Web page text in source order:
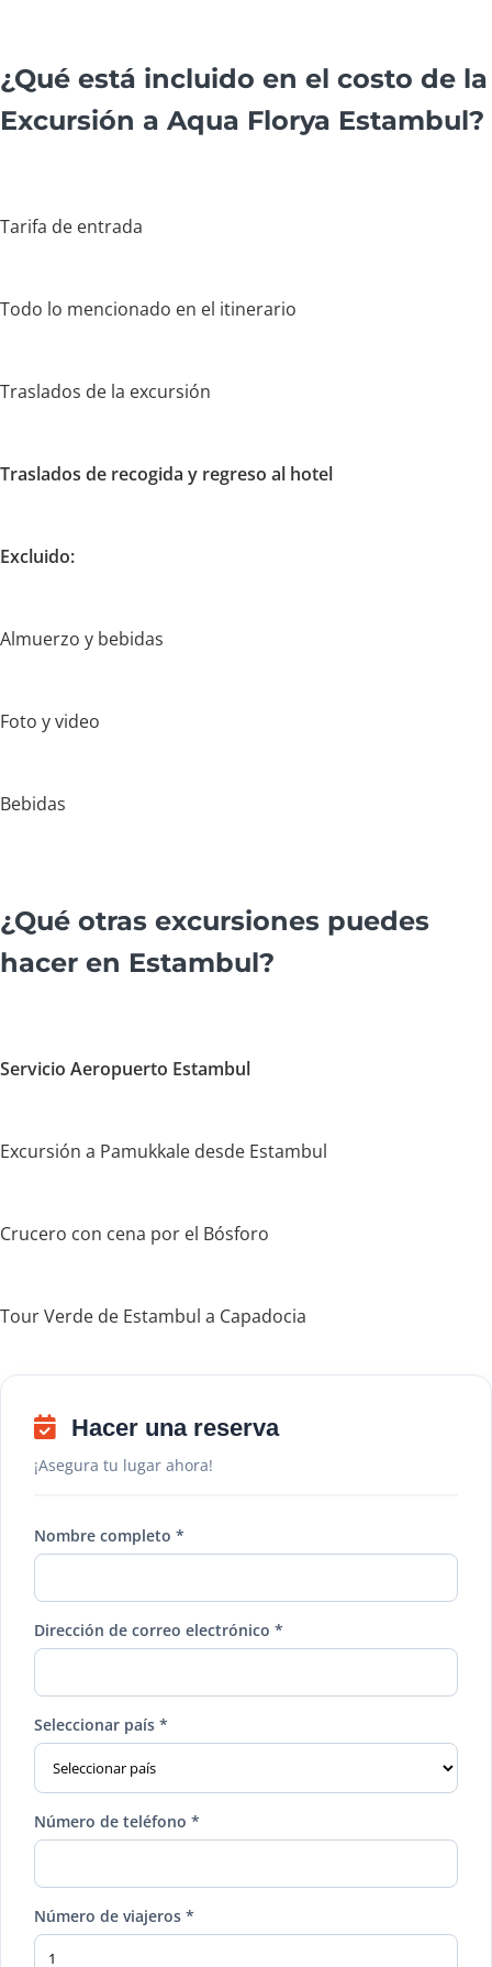
¿Qué está incluido en el costo de la
Excursión a Aqua Florya Estambul?
Tarifa de entrada
Todo lo mencionado en el itinerario
Traslados de la excursión
Traslados de recogida y regreso al hotel
Excluido:
Almuerzo y bebidas
Foto y video
Bebidas
¿Qué otras excursiones puedes
hacer en Estambul?
Servicio Aeropuerto Estambul
Excursión a Pamukkale desde Estambul
Crucero con cena por el Bósforo
Tour Verde de Estambul a Capadocia
Hacer una reserva
¡Asegura tu lugar ahora!
Nombre completo *
Dirección de correo electrónico *
Seleccionar país *
Número de teléfono *
Número de viajeros *